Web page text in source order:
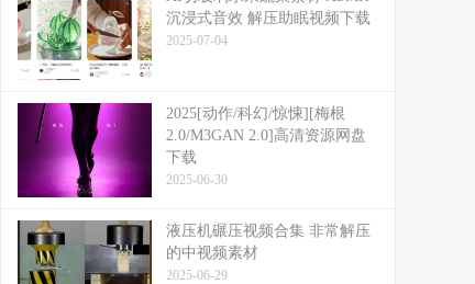
沉浸式音效 解压助眠视频下载
2025-07-04
2025[动作/科幻/惊悚][梅根
2.0/M3GAN 2.0]高清资源网盘
下载
2025-06-30
液压机碾压视频合集 非常解压
的中视频素材
2025-06-29